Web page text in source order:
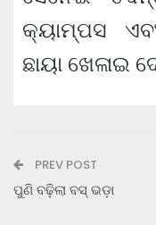
କ୍ୟାମ୍ପସ
ଛାୟା ଖେଳାଇ
PREV POST
ପୁଣି ବଢ଼ିଲା ବସ୍ ଭଡ଼ା